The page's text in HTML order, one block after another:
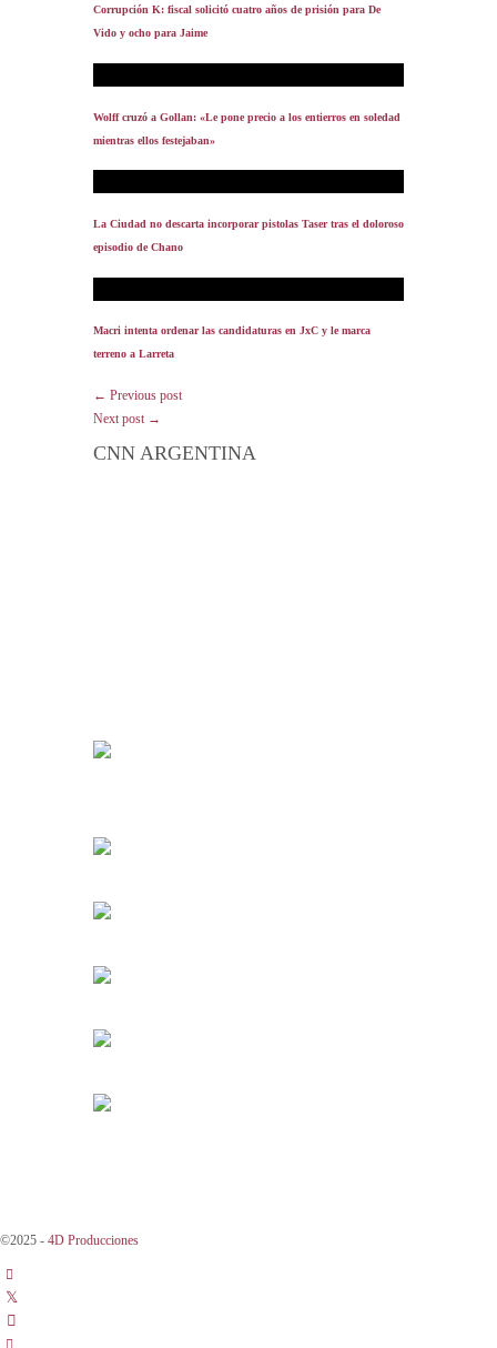
Corrupción K: fiscal solicitó cuatro años de prisión para De
Vido y ocho para Jaime
Wolff cruzó a Gollan: «Le pone precio a los entierros en soledad
mientras ellos festejaban»
La Ciudad no descarta incorporar pistolas Taser tras el doloroso
episodio de Chano
Macri intenta ordenar las candidaturas en JxC y le marca
terreno a Larreta
← Previous post
Next post →
CNN ARGENTINA
©2025 - 4D Producciones